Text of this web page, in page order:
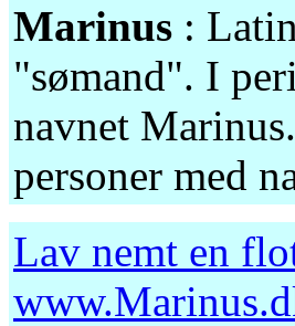
Marinus :
"sømand". I
navnet
personer med
Lav nemt en